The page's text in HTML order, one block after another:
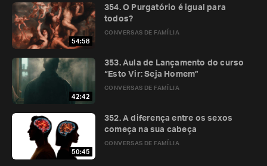
54:58
CONVERSAS DE FAMÍLIA
354. O Purgatório é igual para
todos?
42:42
CONVERSAS DE FAMÍLIA
353. Aula de Lançamento do curso
“Esto Vir: Seja Homem”
50:45
CONVERSAS DE FAMÍLIA
352. A diferença entre os sexos
começa na sua cabeça